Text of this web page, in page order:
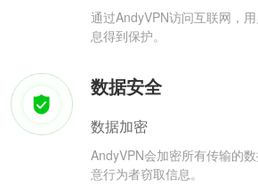
通过AndyVPN访问互联网，
息得到保护。
数据安全
数据加密
AndyVPN会加密所有传输的
意行为者窃取信息。